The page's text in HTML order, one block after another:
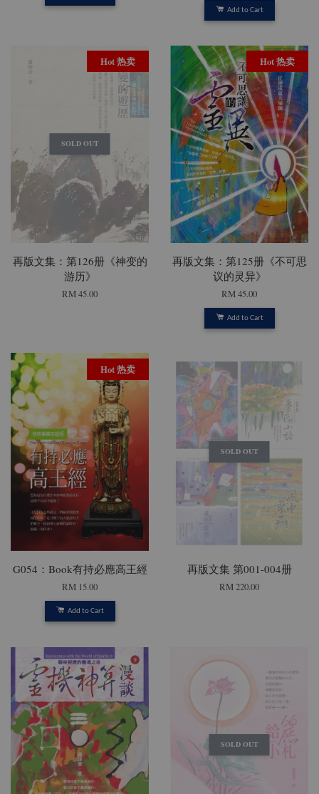
Add to Cart
SOLD OUT
Hot 热卖
再版文集：第126册《神变的
游历》
RM 45.00
Hot 热卖
再版文集：第125册《不可思
议的灵异》
RM 45.00
Add to Cart
Hot 热卖
G054：Book有持必應高王經
RM 15.00
Add to Cart
SOLD OUT
再版文集 第001-004册
RM 220.00
SOLD OUT